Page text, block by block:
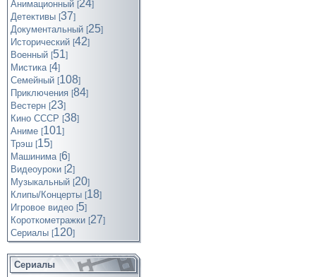
Анимационный [24]
Детективы [37]
Документальный [25]
Исторический [42]
Военный [51]
Мистика [4]
Семейный [108]
Приключения [84]
Вестерн [23]
Кино СССР [38]
Аниме [101]
Трэш [15]
Машинима [6]
Видеоуроки [2]
Музыкальный [20]
Клипы/Концерты [18]
Игровое видео [5]
Короткометражки [27]
Cериалы [120]
Сериалы